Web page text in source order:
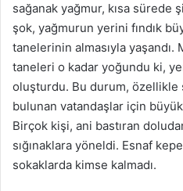
sağanak yağmur, kısa sürede
şok, yağmurun yerini fındık
tanelerinin almasıyla
taneleri o kadar yoğundu ki,
oluşturdu. Bu durum, özellikle
bulunan vatandaşlar için
Birçok kişi, ani bastıran
sığınaklara yöneldi. Esnaf
sokaklarda kimse kalmadı.